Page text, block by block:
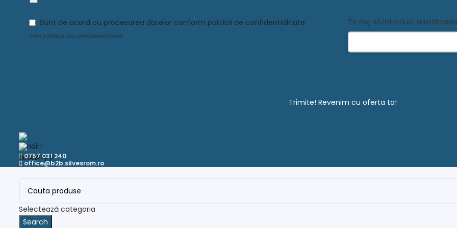
Sunt de acord cu procesarea datelor conform politicii de confidentialitate
Vezipolitica de confidentialitate
Te rog să introduci
Trimite! Revenim cu oferta ta!
0757 031 240
office@b2b.silvesrom.ro
Selectează categoria
Search